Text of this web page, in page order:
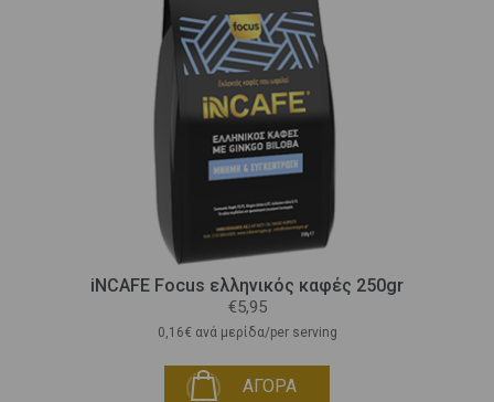
iNCAFE Focus ελληνικός καφές 250gr
€5,95
0,16€ ανά μερίδα/per serving
ΑΓΟΡΑ